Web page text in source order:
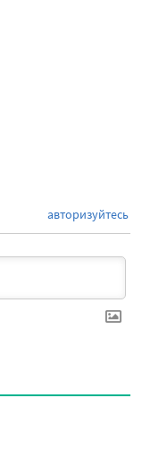
авторизуйтесь